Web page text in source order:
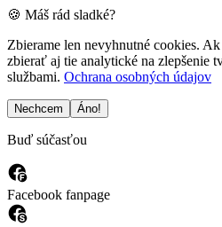
🍪 Máš rád sladké?
Zbierame len nevyhnutné cookies.
zbierať aj tie analytické na zlepšenie
službami. Ochrana osobných údajov
Nechcem Áno!
Buď súčasťou
Facebook fanpage